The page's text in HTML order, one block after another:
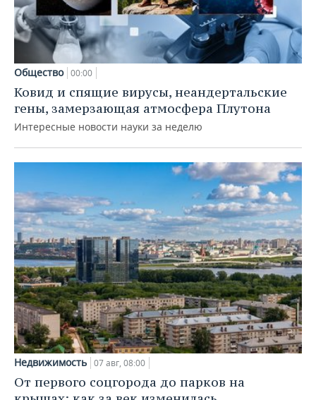
Общество 00:00
Ковид и спящие вирусы, неандертальские
гены, замерзающая атмосфера Плутона
Интересные новости науки за неделю
Недвижимость 07 авг, 08:00
От первого соцгорода до парков на